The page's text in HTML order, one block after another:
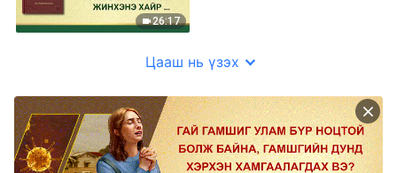
26:17
Цааш нь үзэх